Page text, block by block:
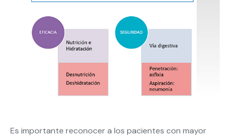
Es importante reconocer a los pacientes con mayor